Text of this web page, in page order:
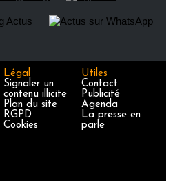
Légal
Signaler un
contenu illicite
Plan du site
RGPD
Cookies
Utiles
Contact
Publicité
Agenda
La presse en
parle